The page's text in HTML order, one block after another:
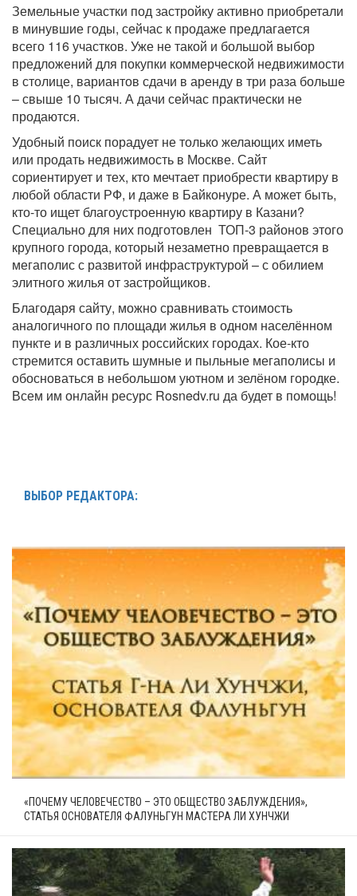
Земельные участки под застройку активно приобретали
в минувшие годы, сейчас к продаже предлагается
всего 116 участков. Уже не такой и большой выбор
предложений для покупки коммерческой недвижимости
в столице, вариантов сдачи в аренду в три раза больше
– свыше 10 тысяч. А дачи сейчас практически не
продаются.
Удобный поиск порадует не только желающих иметь
или продать недвижимость в Москве. Сайт
сориентирует и тех, кто мечтает приобрести квартиру в
любой области РФ, и даже в Байконуре. А может быть,
кто-то ищет благоустроенную квартиру в Казани?
Специально для них подготовлен ТОП-3 районов этого
крупного города, который незаметно превращается в
мегаполис с развитой инфраструктурой – с обилием
элитного жилья от застройщиков.
Благодаря сайту, можно сравнивать стоимость
аналогичного по площади жилья в одном населённом
пункте и в различных российских городах. Кое-кто
стремится оставить шумные и пыльные мегаполисы и
обосноваться в небольшом уютном и зелёном городке.
Всем им онлайн ресурс Rosnedv.ru да будет в помощь!
ВЫБОР РЕДАКТОРА:
«ПОЧЕМУ ЧЕЛОВЕЧЕСТВО – ЭТО ОБЩЕСТВО ЗАБЛУЖДЕНИЯ»,
СТАТЬЯ ОСНОВАТЕЛЯ ФАЛУНЬГУН МАСТЕРА ЛИ ХУНЧЖИ